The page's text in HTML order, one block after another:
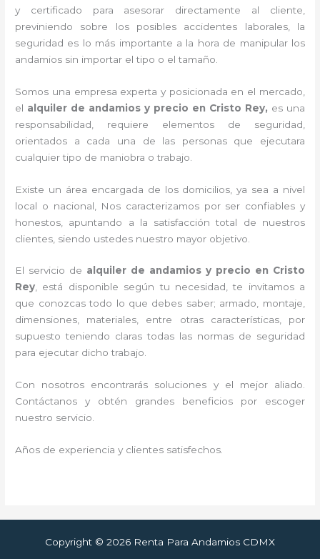
y certificado para asesorar directamente al cliente,
previniendo sobre los posibles accidentes laborales, la
seguridad es lo más importante a la hora de manipular los
andamios sin importar el tipo o el tamaño.
Somos una empresa experta y posicionada en el mercado,
el alquiler de andamios y precio en Cristo Rey, es una
responsabilidad, requiere elementos de seguridad,
orientados a cada una de las personas que ejecutara
cualquier tipo de maniobra o trabajo.
Existe un área encargada de los domicilios, ya sea a nivel
local o nacional, Nos caracterizamos por ser confiables y
honestos, apuntando a la satisfacción total de nuestros
clientes, siendo ustedes nuestro mayor objetivo.
El servicio de alquiler de andamios y precio en Cristo
Rey, está disponible según tu necesidad, te invitamos a
que conozcas todo lo que debes saber; armado, montaje,
dimensiones, materiales, entre otras características, por
supuesto teniendo claras todas las normas de seguridad
para ejecutar dicho trabajo.
Con nosotros encontrarás soluciones y el mejor aliado.
Contáctanos y obtén grandes beneficios por escoger
nuestro servicio.
Años de experiencia y clientes satisfechos.
Copyright © 2026 Renta Para Andamios CDMX